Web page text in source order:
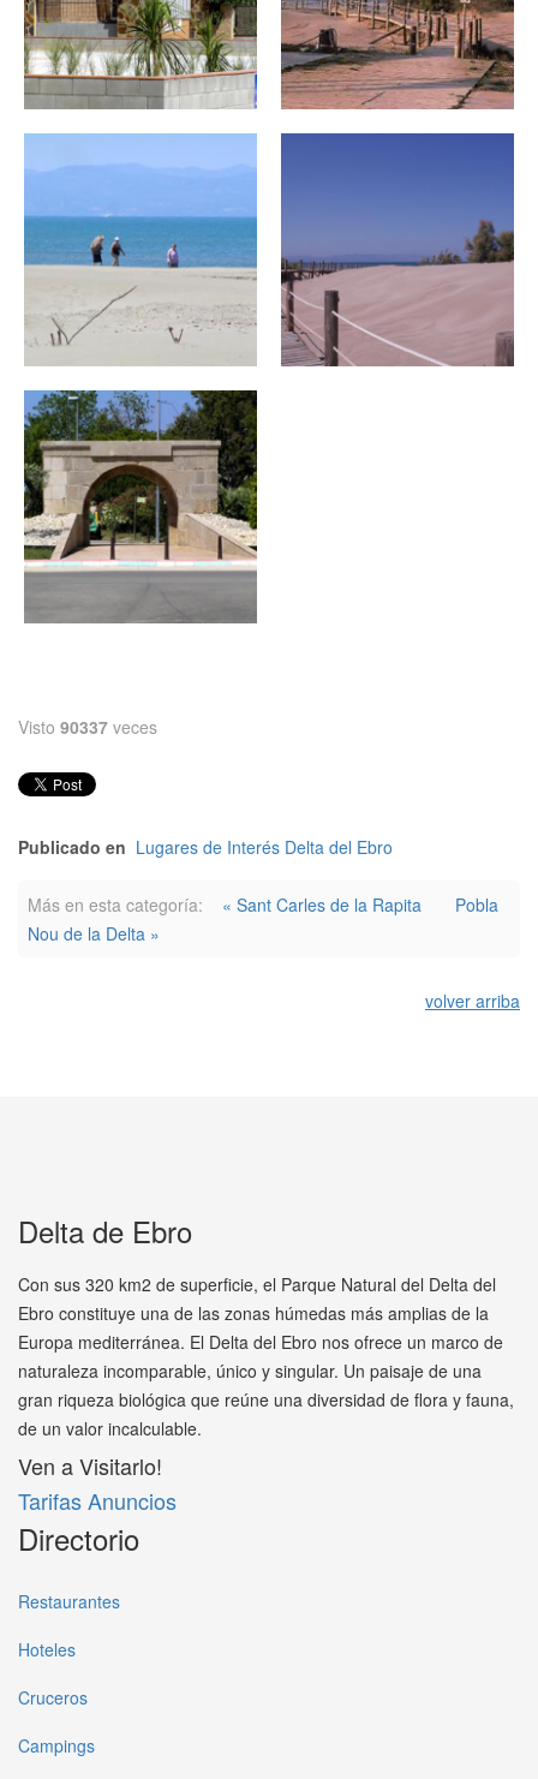
Visto 90337 veces
Publicado en Lugares de Interés Delta del Ebro
Más en esta categoría: « Sant Carles de la Rapita
Pobla
Nou de la Delta »
volver arriba
Delta de Ebro
Con sus 320 km2 de superficie, el Parque Natural del Delta del
Ebro constituye una de las zonas húmedas más amplias de la
Europa mediterránea. El Delta del Ebro nos ofrece un marco de
naturaleza incomparable, único y singular. Un paisaje de una
gran riqueza biológica que reúne una diversidad de flora y fauna,
de un valor incalculable.
Ven a Visitarlo!
Tarifas Anuncios
Directorio
Restaurantes
Hoteles
Cruceros
Campings